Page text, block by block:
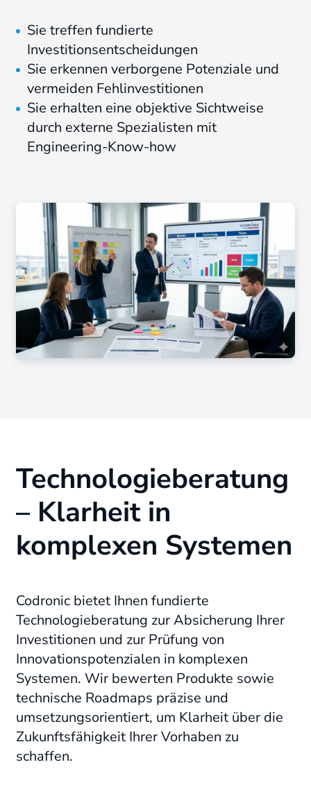
Sie treffen fundierte
Investitionsentscheidungen
Sie erkennen verborgene Potenziale und
vermeiden Fehlinvestitionen
Sie erhalten eine objektive Sichtweise
durch externe Spezialisten mit
Engineering-Know-how
Technologieberatung
– Klarheit in
komplexen Systemen
Codronic bietet Ihnen fundierte
Technologieberatung zur Absicherung Ihrer
Investitionen und zur Prüfung von
Innovationspotenzialen in komplexen
Systemen. Wir bewerten Produkte sowie
technische Roadmaps präzise und
umsetzungsorientiert, um Klarheit über die
Zukunftsfähigkeit Ihrer Vorhaben zu
schaffen.